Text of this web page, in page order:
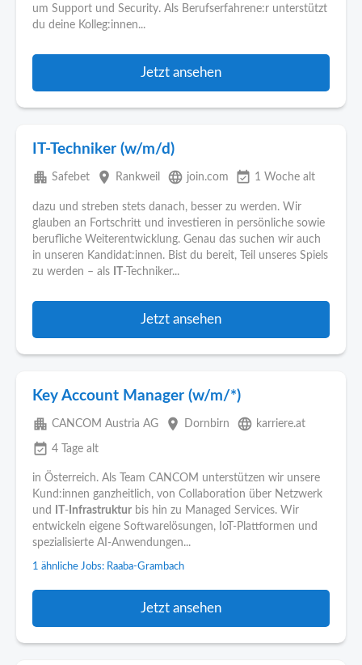
um Support und Security. Als Berufserfahrene:r unterstützt
du deine Kolleg:innen...
Jetzt ansehen
IT-Techniker (w/m/d)
apartment Safebet place Rankweil language join.com event_available 1 Woche alt
dazu und streben stets danach, besser zu werden. Wir
glauben an Fortschritt und investieren in persönliche sowie
berufliche Weiterentwicklung. Genau das suchen wir auch
in unseren Kandidat:innen. Bist du bereit, Teil unseres Spiels
zu werden – als
-Techniker...
Jetzt ansehen
Key Account Manager (w/m/*)
apartment CANCOM Austria AG place Dornbirn language karriere.at
event_available 4 Tage alt
in Österreich. Als Team CANCOM unterstützen wir unsere
Kund:innen ganzheitlich, von Collaboration über Netzwerk
und
- Infrastruktur bis hin zu Managed Services. Wir
entwickeln eigene Softwarelösungen, IoT-Plattformen und
spezialisierte AI-Anwendungen...
1 ähnliche Jobs: Raaba-Grambach
Jetzt ansehen